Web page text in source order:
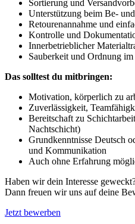
Sortierung und
Unterstützung beim Be-
Retourenannahme und
Kontrolle und
Innerbetrieblicher
Sauberkeit und Ordnung
Das solltest du mitbringen:
Motivation, körperlich zu
Zuverlässigkeit,
Bereitschaft zu
Nachtschicht)
Grundkenntnisse Deutsch
und Kommunikation
Auch ohne Erfahrung
Haben wir dein Interesse
Dann freuen wir uns auf deine
Jetzt bewerben